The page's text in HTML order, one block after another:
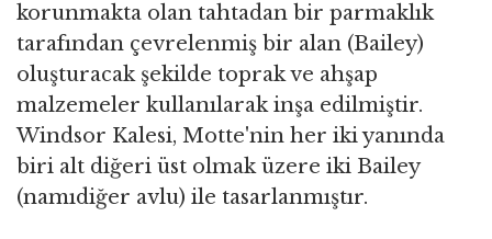
korunmakta olan tahtadan bir parmaklık
tarafından çevrelenmiş bir alan (Bailey)
oluşturacak şekilde toprak ve ahşap
malzemeler kullanılarak inşa edilmiştir.
Windsor Kalesi, Motte'nin her iki yanında
biri alt diğeri üst olmak üzere iki Bailey
(namıdiğer avlu) ile tasarlanmıştır.